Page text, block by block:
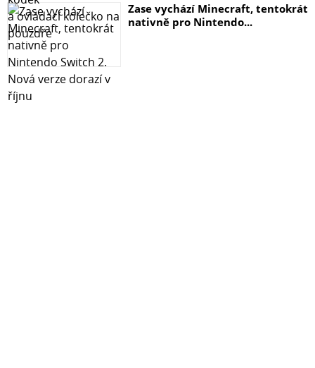
Zase vychází Minecraft, tentokrát
nativně pro Nintendo...